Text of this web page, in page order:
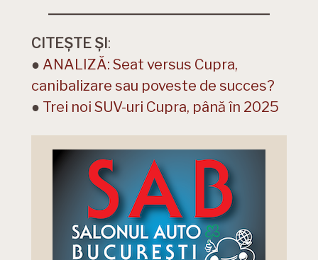
CITEȘTE ȘI:
● ANALIZĂ: Seat versus Cupra,
canibalizare sau poveste de succes?
● Trei noi SUV-uri Cupra, până în 2025